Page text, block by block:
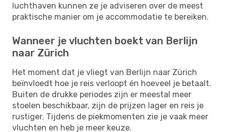
luchthaven kunnen ze je adviseren over de meest
praktische manier om je accommodatie te bereiken.
Wanneer je vluchten boekt van Berlijn
naar Zürich
Het moment dat je vliegt van Berlijn naar Zürich
beïnvloedt hoe je reis verloopt én hoeveel je betaalt.
Buiten de drukke periodes zijn er meestal meer
stoelen beschikbaar, zijn de prijzen lager en reis je
rustiger. Tijdens de piekmomenten zie je vaak meer
vluchten en heb je meer keuze.